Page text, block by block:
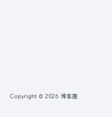
Copyright © 2026 博客圈